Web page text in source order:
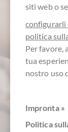
+49
siti web o
configurarli
politica
Per favore,
tua
nostro uso
Impronta »
Politica